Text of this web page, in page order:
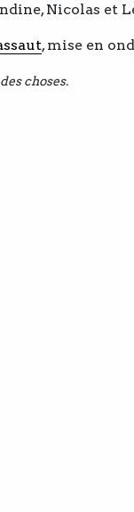
Nicolas et
, mise en
choses.